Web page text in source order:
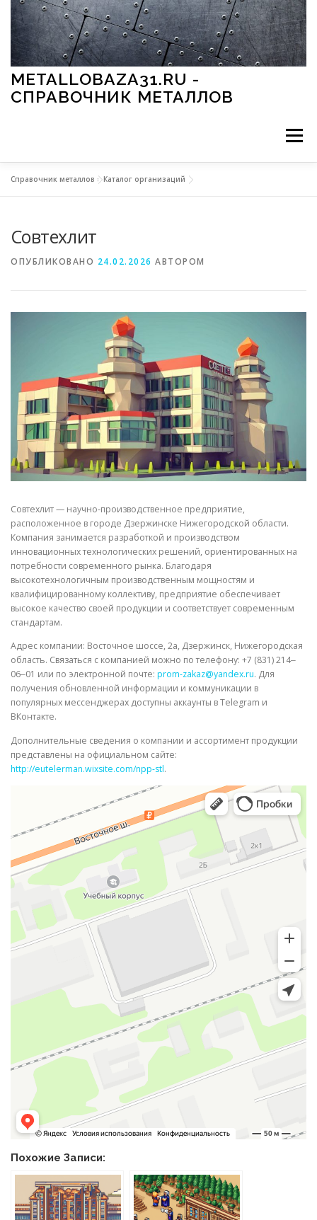
Перейти к содержимому
METALLOBAZA31.RU -
СПРАВОЧНИК МЕТАЛЛОВ
Меню
МЕТАЛЛЫ И ОКРУЖАЮЩАЯ СРЕДА
СВОЙСТВА МЕТАЛЛОВ СОРТА МЕТАЛЛОВ
СТАТЬИ
Справочник металлов »Каталог организаций
Совтехлит
ОПУБЛИКОВАНО 24.02.2026 АВТОРОМ
Совтехлит — научно-производственное предприятие,
расположенное в городе Дзержинске Нижегородской области.
Компания занимается разработкой и производством
инновационных технологических решений, ориентированных на
потребности современного рынка. Благодаря
высокотехнологичным производственным мощностям и
квалифицированному коллективу, предприятие обеспечивает
высокое качество своей продукции и соответствует современным
стандартам.
Адрес компании: Восточное шоссе, 2а, Дзержинск, Нижегородская
область. Связаться с компанией можно по телефону: +7 (831) 214‒
06‒01 или по электронной почте: prom-zakaz@yandex.ru. Для
получения обновленной информации и коммуникации в
популярных мессенджерах доступны аккаунты в Telegram и
ВКонтакте.
Дополнительные сведения о компании и ассортимент продукции
представлены на официальном сайте:
http://eutelerman.wixsite.com/npp-stl.
Похожие Записи: